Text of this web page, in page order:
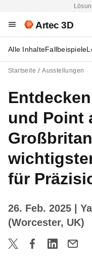
Artec 3D
Alle InhalteFallbeispiele
Startseite Ausstellungen
und Point
für
26. Feb. 2025
|
(Worcester, UK)